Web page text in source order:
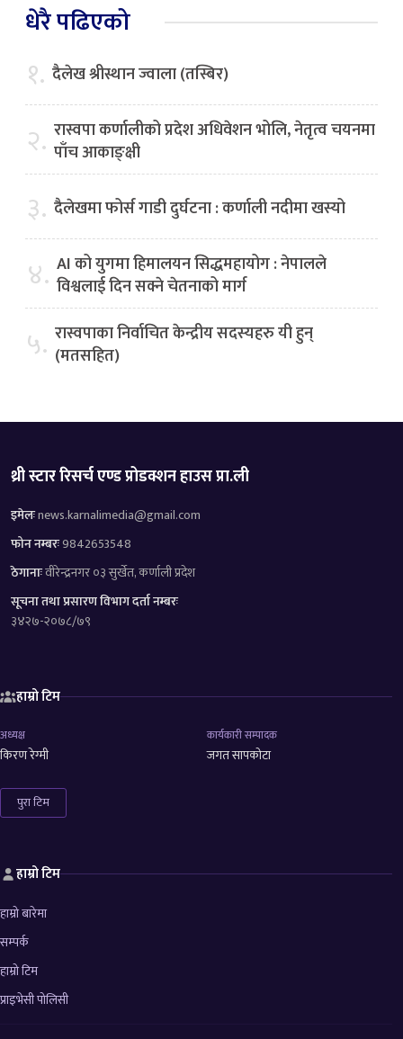
धेरै पढिएको
१. दैलेख श्रीस्थान ज्वाला (तस्बिर)
२. रास्वपा कर्णालीको प्रदेश अधिवेशन भोलि, नेतृत्व चयनमा
पाँच आकाङ्क्षी
३. दैलेखमा फोर्स गाडी दुर्घटना : कर्णाली नदीमा खस्यो
४. AI को युगमा हिमालयन सिद्धमहायोग : नेपालले
विश्वलाई दिन सक्ने चेतनाको मार्ग
५. रास्वपाका निर्वाचित केन्द्रीय सदस्यहरु यी हुन्
(मतसहित)
थ्री स्टार रिसर्च एण्ड प्रोडक्शन हाउस प्रा.ली
इमेलःnews.karnalimedia@gmail.com
फोन नम्बरः9842653548
ठेगानाःवीरेन्द्रनगर ०३ सुर्खेत, कर्णाली प्रदेश
सूचना तथा प्रसारण विभाग दर्ता नम्बरः
३४२७-२०७८/७९
हाम्रो टिम
अध्यक्ष
किरण रेग्मी
कार्यकारी सम्पादक
जगत सापकोटा
पुरा टिम
हाम्रो टिम
हाम्रो बारेमा
सम्पर्क
हाम्रो टिम
प्राइभेसी पोलिसी